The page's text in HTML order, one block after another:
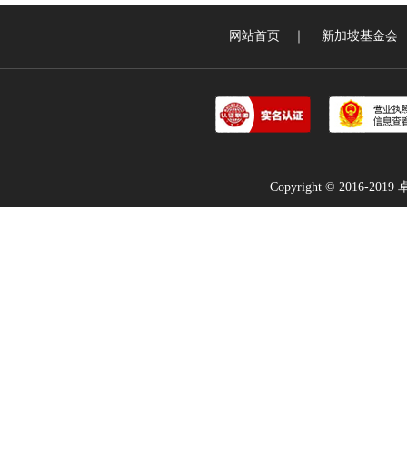
网站首页 新加坡基金会
Copyright © 2016-2019